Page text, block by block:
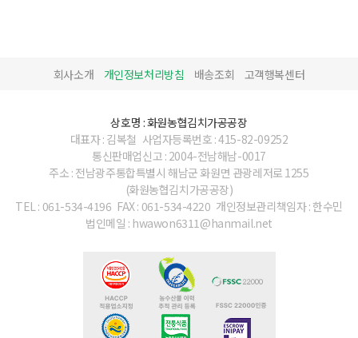
회사소개 개인정보처리방침 배송조회 고객행복센터
상호명 : 화원농협김치가공공장
대표자 : 김복철 사업자등록번호 : 415-82-09252
통신판매업신고 : 2004-전남해남-0017
주소 : 전남광주통합특별시 해남군 화원면 관광레저로 1255
(화원농협김치가공공장)
TEL : 061-534-4196 FAX : 061-534-4220 개인정보관리책임자 : 한수민
법인메일 : hwawon6311@hanmail.net